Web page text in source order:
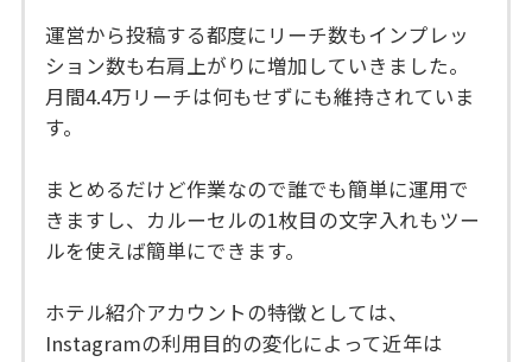
運営から投稿する都度にリーチ数もインプレッ
ション数も右肩上がりに増加していきました。
月間4.4万リーチは何もせずにも維持されていま
す。
まとめるだけど作業なので誰でも簡単に運用で
きますし、カルーセルの1枚目の文字入れもツー
ルを使えば簡単にできます。
ホテル紹介アカウントの特徴としては、
Instagramの利用目的の変化によって近年は